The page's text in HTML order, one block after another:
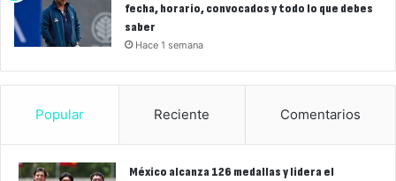
fecha, horario, convocados y todo lo que debes
saber
Hace 1 semana
Popular Reciente Comentarios
México alcanza 126 medallas y lidera el